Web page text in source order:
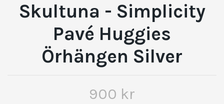
Skultuna - Simplicity
Pavé Huggies
Örhängen Silver
900 kr